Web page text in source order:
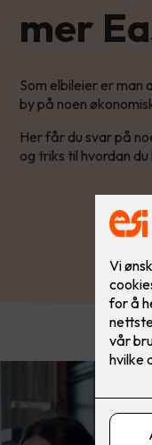
mer
Som elbileier er man
by på noen
Her får du svar på
og triks til hvordan